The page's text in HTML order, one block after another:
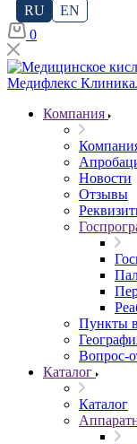
RU
EN
0
Компания
Новости
Отзывы
Пункты
Вопрос-
Каталог
Каталог